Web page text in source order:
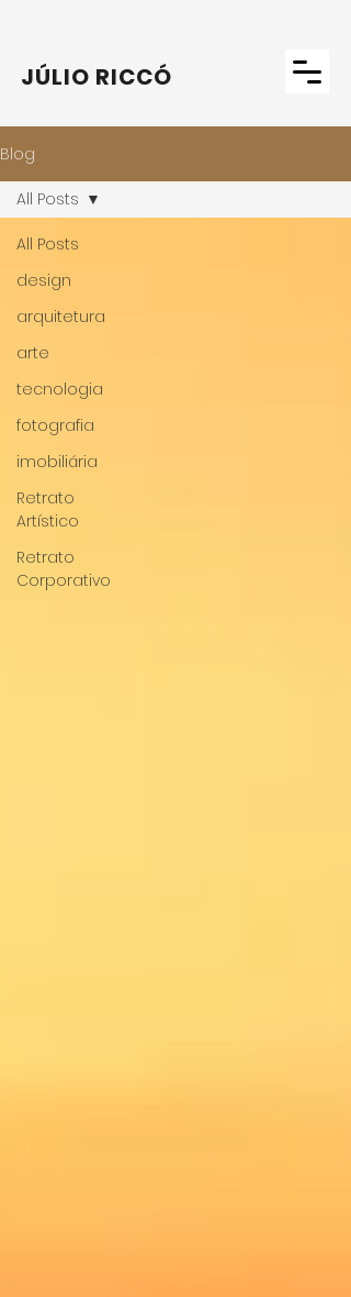
JÚLIO RICCÓ
Blog
All Posts
design
arquitetura
arte
tecnologia
fotografia
imobiliária
Retrato
Artístico
Retrato
Corporativo
All Posts